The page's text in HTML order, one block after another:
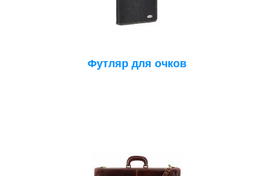
Футляр для очков